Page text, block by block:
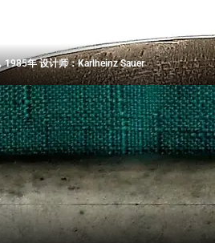
年 设计师：Karlheinz Sauer